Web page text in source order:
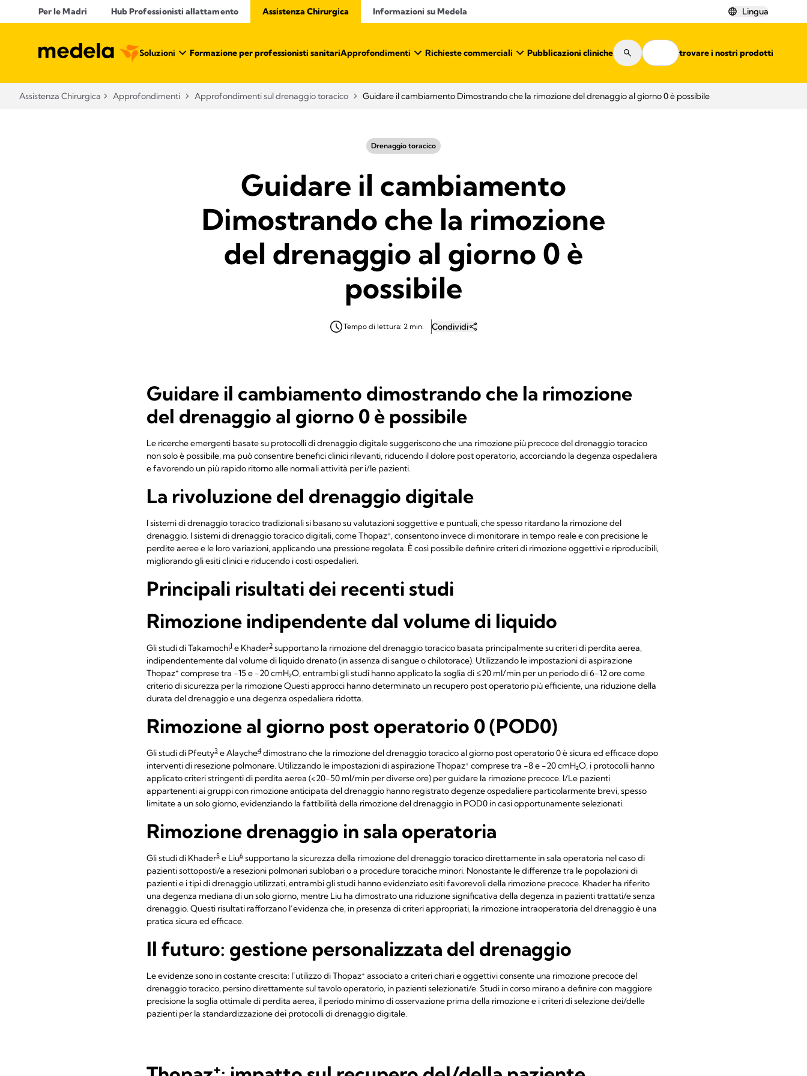
Per le Madri Hub Professionisti allattamento​ Assistenza Chirurgica Informazioni su Medela Lingua
Soluzioni Formazione per professionisti sanitari​Approfondimenti Richieste commerciali Pubblicazioni clinicheRisorse Dove trovare i nostri prodotti
Assistenza Chirurgica Approfondimenti Approfondimenti sul drenaggio toracico Guidare il cambiamento Dimostrando che la rimozione del drenaggio al giorno 0 è possibile
Drenaggio toracico
Guidare il cambiamento
Dimostrando che la rimozione
del drenaggio al giorno 0 è
possibile
Tempo di lettura: 2 min. Condividi
Guidare il cambiamento dimostrando che la rimozione
del drenaggio al giorno 0 è possibile
Le ricerche emergenti basate su protocolli di drenaggio digitale suggeriscono che una rimozione più precoce del drenaggio toracico
non solo è possibile, ma può consentire benefici clinici rilevanti, riducendo il dolore post operatorio, accorciando la degenza ospedaliera
e favorendo un più rapido ritorno alle normali attività per i/le pazienti.
La rivoluzione del drenaggio digitale
I sistemi di drenaggio toracico tradizionali si basano su valutazioni soggettive e puntuali, che spesso ritardano la rimozione del
drenaggio. I sistemi di drenaggio toracico digitali, come Thopaz+, consentono invece di monitorare in tempo reale e con precisione le
perdite aeree e le loro variazioni, applicando una pressione regolata. È così possibile definire criteri di rimozione oggettivi e riproducibili,
migliorando gli esiti clinici e riducendo i costi ospedalieri.
Principali risultati dei recenti studi
Rimozione indipendente dal volume di liquido
Gli studi di Takamochi1 e Khader2 supportano la rimozione del drenaggio toracico basata principalmente su criteri di perdita aerea,
indipendentemente dal volume di liquido drenato (in assenza di sangue o chilotorace). Utilizzando le impostazioni di aspirazione
Thopaz+ comprese tra -15 e -20 cmH₂O, entrambi gli studi hanno applicato la soglia di ≤20 ml/min per un periodo di 6-12 ore come
criterio di sicurezza per la rimozione Questi approcci hanno determinato un recupero post operatorio più efficiente, una riduzione della
durata del drenaggio e una degenza ospedaliera ridotta.
Rimozione al giorno post operatorio 0 (POD0)
Gli studi di Pfeuty3 e Alayche4 dimostrano che la rimozione del drenaggio toracico al giorno post operatorio 0 è sicura ed efficace dopo
interventi di resezione polmonare. Utilizzando le impostazioni di aspirazione Thopaz+ comprese tra -8 e -20 cmH₂O, i protocolli hanno
applicato criteri stringenti di perdita aerea (<20-50 ml/min per diverse ore) per guidare la rimozione precoce. I/Le pazienti
appartenenti ai gruppi con rimozione anticipata del drenaggio hanno registrato degenze ospedaliere particolarmente brevi, spesso
limitate a un solo giorno, evidenziando la fattibilità della rimozione del drenaggio in POD0 in casi opportunamente selezionati.
Rimozione drenaggio in sala operatoria
Gli studi di Khader5 e Liu6 supportano la sicurezza della rimozione del drenaggio toracico direttamente in sala operatoria nel caso di
pazienti sottoposti/e a resezioni polmonari sublobari o a procedure toraciche minori. Nonostante le differenze tra le popolazioni di
pazienti e i tipi di drenaggio utilizzati, entrambi gli studi hanno evidenziato esiti favorevoli della rimozione precoce. Khader ha riferito
una degenza mediana di un solo giorno, mentre Liu ha dimostrato una riduzione significativa della degenza in pazienti trattati/e senza
drenaggio. Questi risultati rafforzano l’evidenza che, in presenza di criteri appropriati, la rimozione intraoperatoria del drenaggio è una
pratica sicura ed efficace.
Il futuro: gestione personalizzata del drenaggio
Le evidenze sono in costante crescita: l’utilizzo di Thopaz+ associato a criteri chiari e oggettivi consente una rimozione precoce del
drenaggio toracico, persino direttamente sul tavolo operatorio, in pazienti selezionati/e. Studi in corso mirano a definire con maggiore
precisione la soglia ottimale di perdita aerea, il periodo minimo di osservazione prima della rimozione e i criteri di selezione dei/delle
pazienti per la standardizzazione dei protocolli di drenaggio digitale.
+